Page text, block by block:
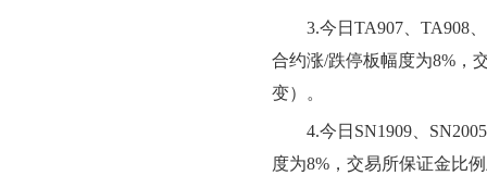
3.今日 TA907、TA908
合约涨/跌停板幅度为8%，
变）
。
4.今日 SN1909、SN2005
度为8%，交易所保证金比例